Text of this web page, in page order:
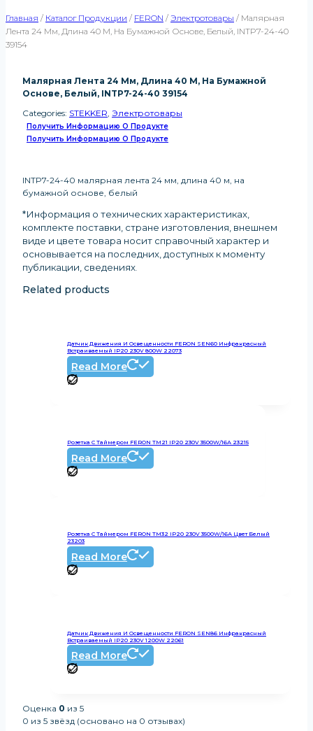
Главная / Каталог Продукции / FERON / Электротовары / Малярная
Лента 24 Мм, Длина 40 М, На Бумажной Основе, Белый, INTP7-24-40
39154
Малярная Лента 24 Мм, Длина 40 М, На Бумажной
Основе, Белый, INTP7-24-40 39154
Categories: STEKKER, Электротовары
Получить Информацию О Продукте
Получить Информацию О Продукте
INTP7-24-40 малярная лента 24 мм, длина 40 м, на
бумажной основе, белый
*Информация о технических характеристиках,
комплекте поставки, стране изготовления, внешнем
виде и цвете товара носит справочный характер и
основывается на последних, доступных к моменту
публикации, сведениях.
Related products
Датчик Движения И Освещенности FERON SEN60 Инфракрасный
Встраиваемый IP20 230V 800W 22073
Read More
Розетка С Таймером FERON TM21 IP20 230V 3500W/16А 23215
Read More
Розетка С Таймером FERON TM32 IP20 230V 3500W/16А Цвет Белый
23203
Read More
Датчик Движения И Освещенности FERON SEN86 Инфракрасный
Встраиваемый IP20 230V 1200W 22061
Read More
Оценка 0 из 5
0 из 5 звёзд (основано на 0 отзывах)